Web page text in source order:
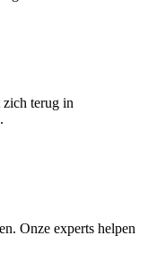
terug in
Onze experts helpen